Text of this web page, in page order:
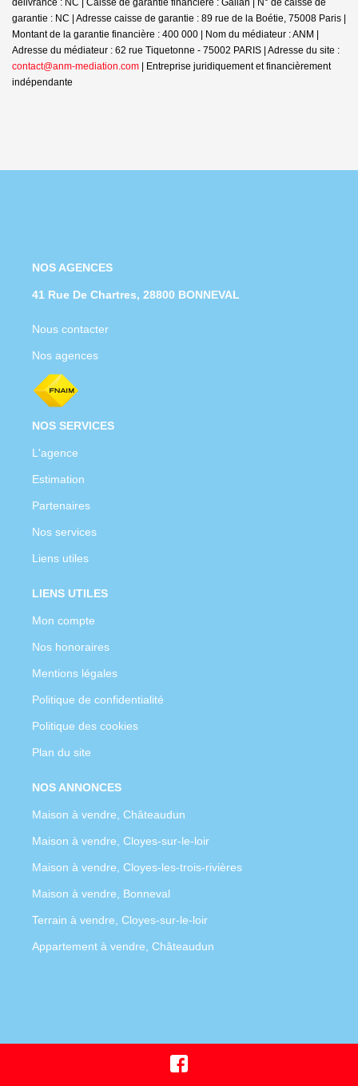
délivrance : NC | Caisse de garantie financière : Galian | N° de caisse de
garantie : NC | Adresse caisse de garantie : 89 rue de la Boétie, 75008 Paris |
Montant de la garantie financière : 400 000 | Nom du médiateur : ANM |
Adresse du médiateur : 62 rue Tiquetonne - 75002 PARIS | Adresse du site :
contact@anm-mediation.com | Entreprise juridiquement et financièrement
indépendante
NOS AGENCES
41 Rue De Chartres, 28800 BONNEVAL
Nous contacter
Nos agences
NOS SERVICES
L'agence
Estimation
Partenaires
Nos services
Liens utiles
LIENS UTILES
Mon compte
Nos honoraires
Mentions légales
Politique de confidentialité
Politique des cookies
Plan du site
NOS ANNONCES
Maison à vendre, Châteaudun
Maison à vendre, Cloyes-sur-le-loir
Maison à vendre, Cloyes-les-trois-rivières
Maison à vendre, Bonneval
Terrain à vendre, Cloyes-sur-le-loir
Appartement à vendre, Châteaudun